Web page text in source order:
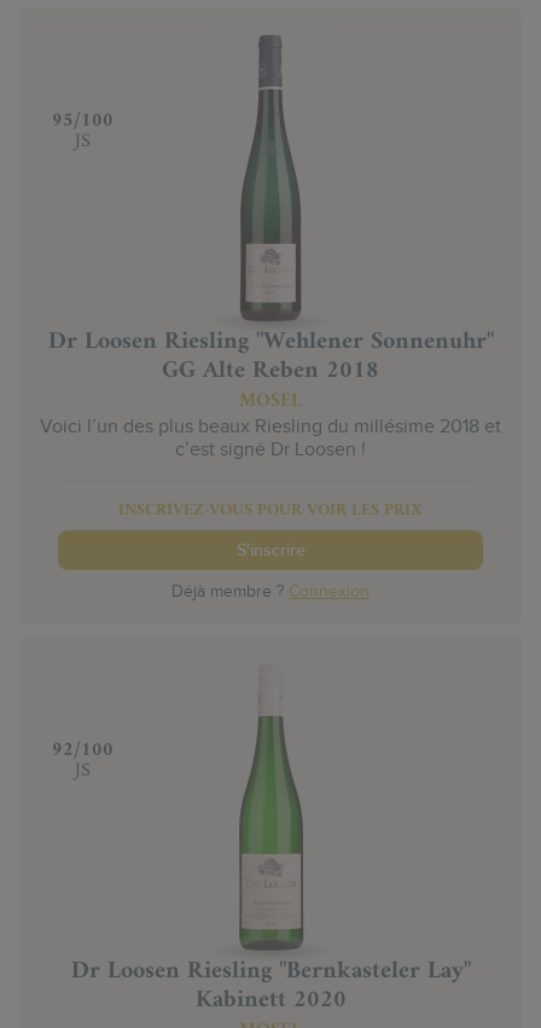
‍95/100
JS
Dr Loosen Riesling "Wehlener Sonnenuhr"
GG Alte Reben 2018
MOSEL
Voici l’un des plus beaux Riesling du millésime 2018 et
c’est signé Dr Loosen !
INSCRIVEZ-VOUS POUR VOIR LES PRIX
S'inscrire
Déjà membre ? Connexion
‍92/100
JS
Dr Loosen Riesling "Bernkasteler Lay"
Kabinett 2020